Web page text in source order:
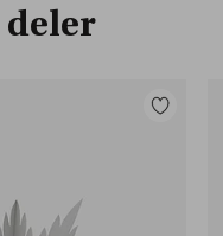
deler
Legg